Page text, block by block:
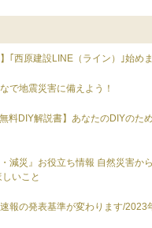
】｢西原建設LINE（ライン）｣始め
で地震災害に備えよう！
無料DIY解説書】あなたのDIYのた
・減災』お役立ち情報 自然災害か
いこと
速報の発表基準が変わります/